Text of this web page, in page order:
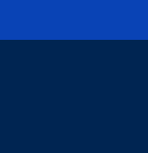
de Colombia